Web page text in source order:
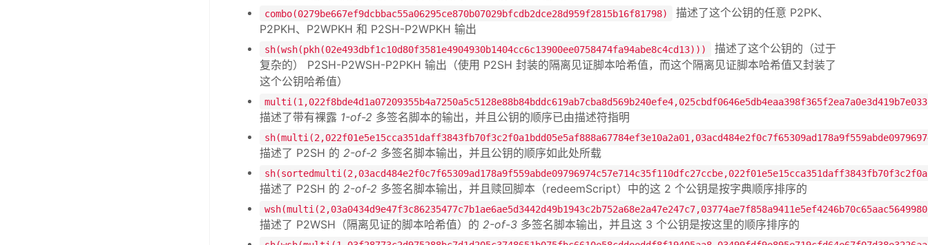
combo(0279be667ef9dcbbac55a06295ce870b07029bfcdb2dce28d959f2815b16f81798)
描述了这个公钥的任意 P2PK、
P2PKH、P2WPKH 和 P2SH-P2WPKH 输出
sh(wsh(pkh(02e493dbf1c10d80f3581e4904930b1404cc6c13900ee0758474fa94abe8c4cd13)))
描述了这个公钥的（过于
复杂的） P2SH-P2WSH-P2PKH 输出（使用 P2SH 封装的隔离见证脚本哈希值，而这个隔离见证脚本哈希值又封装了
这个公钥哈希值）
描述了带有裸露 1-of-2 多签名脚本的输出，并且公钥的顺序已由描述符指明
描述了 P2SH 的 2-of-2 多签名脚本输出，并且公钥的顺序如此处所载
描述了 P2SH 的 2-of-2 多签名脚本输出，并且赎回脚本（redeemScript）中的这 2 个公钥是按字典顺序排序的
描述了 P2WSH（隔离见证的脚本哈希值）的 2-of-3 多签名脚本输出，并且这 3 个公钥是按这里的顺序排序的